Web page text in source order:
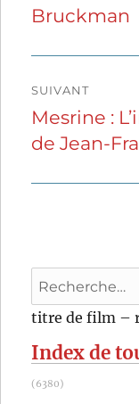
Bruckman
SUIVANT
Publication
suivante :
Mesrine :
de Jean-
Recherche
pour
:
titre de film –
Index de
(6380)